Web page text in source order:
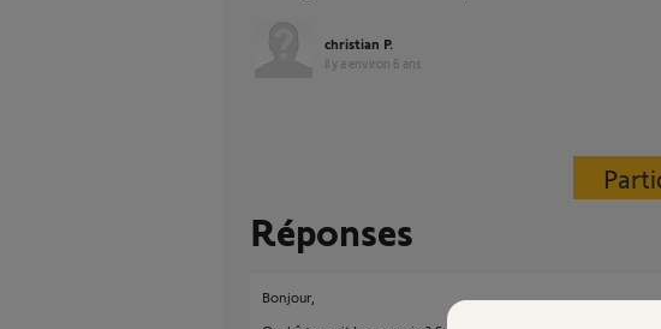
christian P.
il y a environ 6 ans
Réponses
Bonjour,